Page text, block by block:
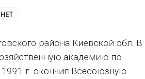
НЕТ
района Киевской обл. В
академию по
г. окончил Всесоюзную